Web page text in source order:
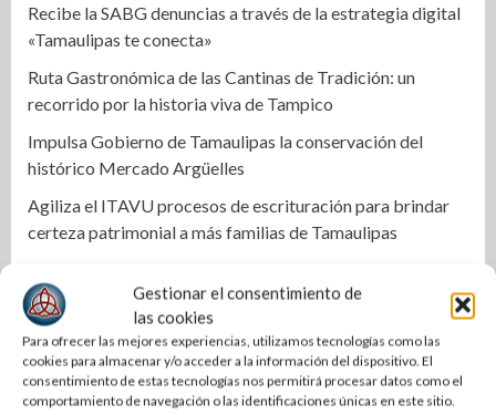
Gestionar el consentimiento de
las cookies
Para ofrecer las mejores experiencias, utilizamos tecnologías como las
cookies para almacenar y/o acceder a la información del dispositivo. El
consentimiento de estas tecnologías nos permitirá procesar datos como el
comportamiento de navegación o las identificaciones únicas en este sitio.
Recibe la SABG denuncias a través de la estrategia digital
«Tamaulipas te conecta»
Ruta Gastronómica de las Cantinas de Tradición: un
recorrido por la historia viva de Tampico
Impulsa Gobierno de Tamaulipas la conservación del
histórico Mercado Argüelles
Agiliza el ITAVU procesos de escrituración para brindar
certeza patrimonial a más familias de Tamaulipas
Cantoral con una emotiva velada artística y cultural
Narro y De la Portilla cierran filas por Altamira
Llama Abraham Vargas a recuperar la confianza de la base
trabajadora del ISSSTE en Tamaulipas